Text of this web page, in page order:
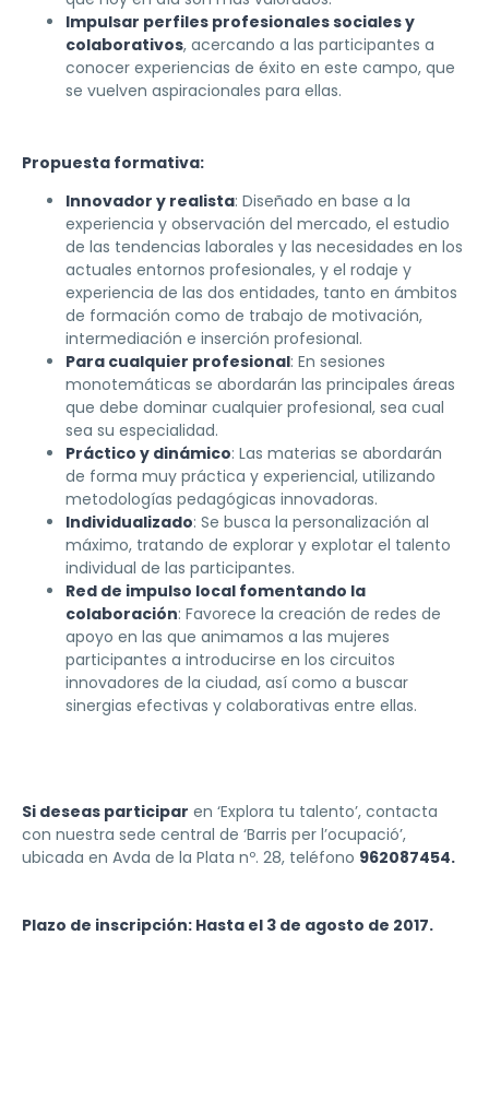
Impulsar perfiles profesionales sociales y
colaborativos, acercando a las participantes a
conocer experiencias de éxito en este campo, que
se vuelven aspiracionales para ellas.
Propuesta formativa:
Innovador y realista: Diseñado en base a la
experiencia y observación del mercado, el estudio
de las tendencias laborales y las necesidades en los
actuales entornos profesionales, y el rodaje y
experiencia de las dos entidades, tanto en ámbitos
de formación como de trabajo de motivación,
intermediación e inserción profesional.
Para cualquier profesional: En sesiones
monotemáticas se abordarán las principales áreas
que debe dominar cualquier profesional, sea cual
sea su especialidad.
Práctico y dinámico: Las materias se abordarán
de forma muy práctica y experiencial, utilizando
metodologías pedagógicas innovadoras.
Individualizado: Se busca la personalización al
máximo, tratando de explorar y explotar el talento
individual de las participantes.
Red de impulso local fomentando la
colaboración: Favorece la creación de redes de
apoyo en las que animamos a las mujeres
participantes a introducirse en los circuitos
innovadores de la ciudad, así como a buscar
sinergias efectivas y colaborativas entre ellas.
Si deseas participar en ‘Explora tu talento’, contacta
con nuestra sede central de ‘Barris per l’ocupació’,
ubicada en Avda de la Plata nº. 28, teléfono 962087454.
Plazo de inscripción: Hasta el 3 de agosto de 2017.